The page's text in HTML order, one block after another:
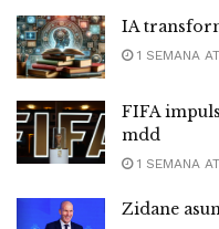
IA
1 SEMANA
FIFA
mdd
1 SEMANA
Zidane